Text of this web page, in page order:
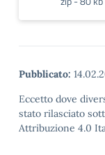
Pubblicato:
Eccetto dove
stato rilasciato
Attribuzione 4.0